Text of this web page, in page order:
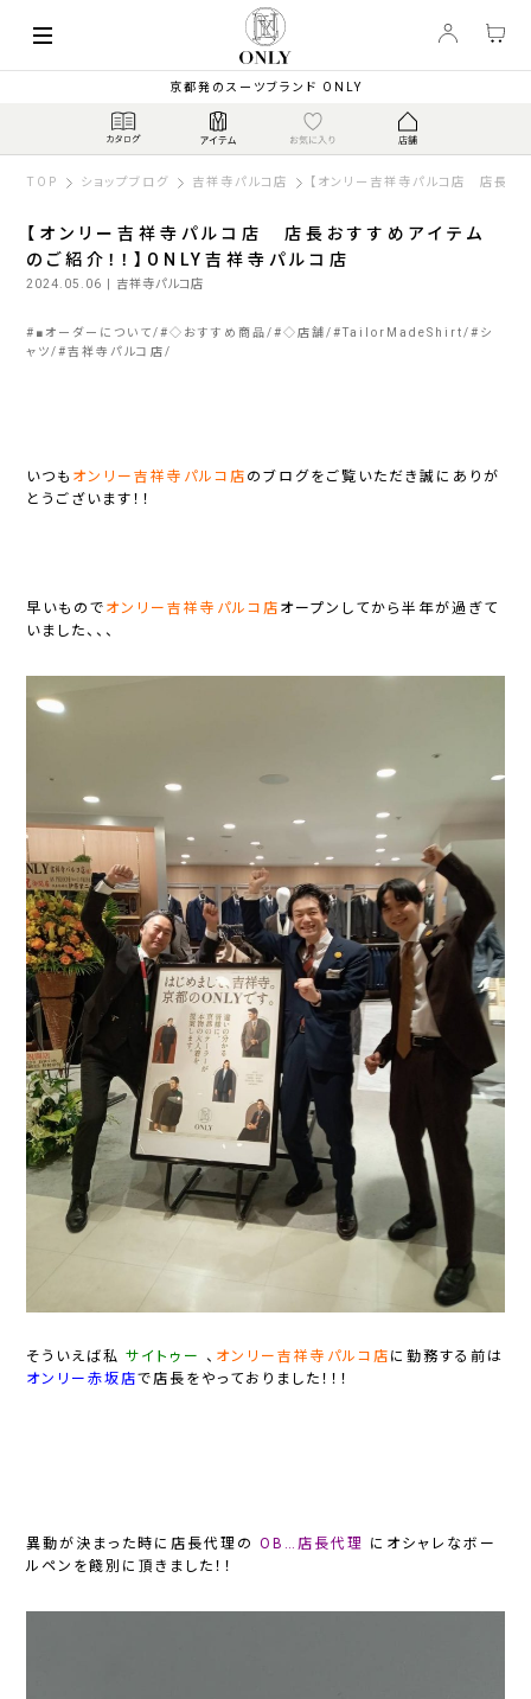
京都発のスーツブランド ONLY
TOP ショップブログ 吉祥寺パルコ店 【オンリー吉祥寺パルコ店 店長お
【オンリー吉祥寺パルコ店 店長おすすめアイテム
のご紹介！！】ONLY吉祥寺パルコ店
2024.05.06 | 吉祥寺パルコ店
# ■オーダーについて #◇おすすめ商品 #◇店舗 #TailorMadeShirt # シ
ャツ #吉祥寺パルコ店
いつも オンリー吉祥寺パルコ店 のブログをご覧いただき誠にありが
とうございます！！
早いもので オンリー吉祥寺パルコ店 オープンしてから半年が過ぎて
いました、、、
そういえば私サイトゥー 、 オンリー吉祥寺パルコ店 に勤務する前は
オンリー赤坂店で店長をやっておりました！！！
異動が決まった時に店長代理のOB…店長代理 にオシャレなボー
ルペンを餞別に頂きました！！